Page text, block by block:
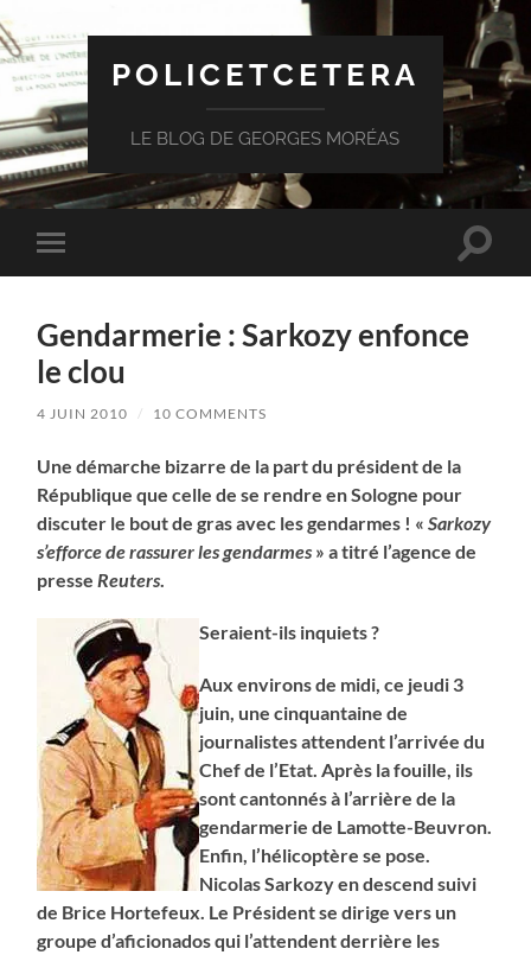
POLICETCETERA
LE BLOG DE GEORGES MORÉAS
Toggle
mobile
Toggle
Gendarmerie : Sarkozy enfonce
le clou
4 JUIN 2010 / 10 COMMENTS
Une démarche bizarre de la part du président de la
République que celle de se rendre en Sologne pour
discuter le bout de gras avec les gendarmes ! « Sarkozy
s’efforce de rassurer les gendarmes » a titré l’agence de
presse Reuters
Seraient-ils inquiets ?
Aux environs de midi, ce jeudi 3
juin, une cinquantaine de
journalistes attendent l’arrivée du
Chef de l’Etat. Après la fouille, ils
sont cantonnés à l’arrière de la
gendarmerie de Lamotte-Beuvron.
Enfin, l’hélicoptère se pose.
Nicolas Sarkozy en descend suivi
de Brice Hortefeux. Le Président se dirige vers un
groupe d’aficionados qui l’attendent derrière les